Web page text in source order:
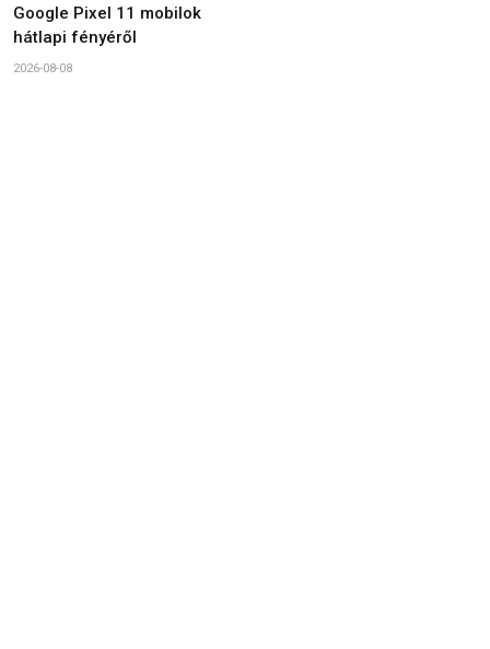
Google Pixel 11 mobilok
hátlapi fényéről
2026-08-08